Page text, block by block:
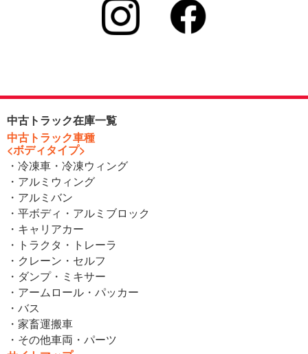
中古トラック在庫一覧
中古トラック車種
<ボディタイプ>
・冷凍車・冷凍ウィング
・アルミウィング
・アルミバン
・平ボディ・アルミブロック
・キャリアカー
・トラクタ・トレーラ
・クレーン・セルフ
・ダンプ・ミキサー
・アームロール・パッカー
・バス
・家畜運搬車
・その他車両・パーツ